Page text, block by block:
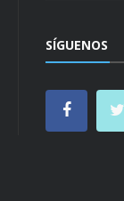
SÍGUENOS